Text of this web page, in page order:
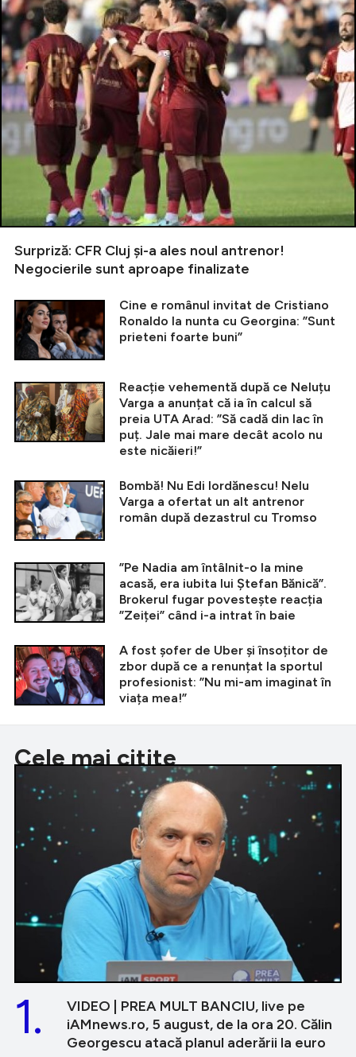
Surpriză: CFR Cluj și-a ales noul antrenor!
Negocierile sunt aproape finalizate
Cine e românul invitat de Cristiano
Ronaldo la nunta cu Georgina: ”Sunt
prieteni foarte buni”
Reacție vehementă după ce Neluțu
Varga a anunțat că ia în calcul să
preia UTA Arad: ”Să cadă din lac în
puț. Jale mai mare decât acolo nu
este nicăieri!”
Bombă! Nu Edi Iordănescu! Nelu
Varga a ofertat un alt antrenor
român după dezastrul cu Tromso
”Pe Nadia am întâlnit-o la mine
acasă, era iubita lui Ștefan Bănică”.
Brokerul fugar povestește reacția
”Zeiței” când i-a intrat în baie
A fost șofer de Uber și însoțitor de
zbor după ce a renunțat la sportul
profesionist: ”Nu mi-am imaginat în
viața mea!”
Cele mai citite
VIDEO | PREA MULT BANCIU, live pe
iAMnews.ro, 5 august, de la ora 20. Călin
Georgescu atacă planul aderării la euro
1.